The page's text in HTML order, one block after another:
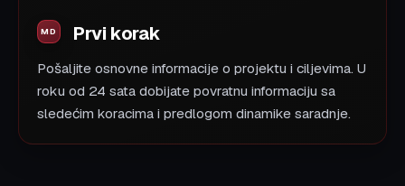
Prvi korak
Pošaljite osnovne informacije o projektu i ciljevima. U
roku od 24 sata dobijate povratnu informaciju sa
sledećim koracima i predlogom dinamike saradnje.